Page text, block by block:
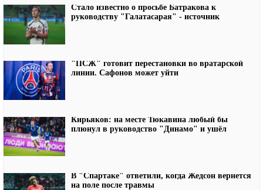
Стало известно о просьбе Батракова к
руководству "Галатасарая" - источник
"ПСЖ" готовит перестановки во вратарской
линии. Сафонов может уйти
Кирьяков: на месте Тюкавина любый бы
плюнул в руководство "Динамо" и ушёл
В "Спартаке" ответили, когда Жедсон вернется
на поле после травмы